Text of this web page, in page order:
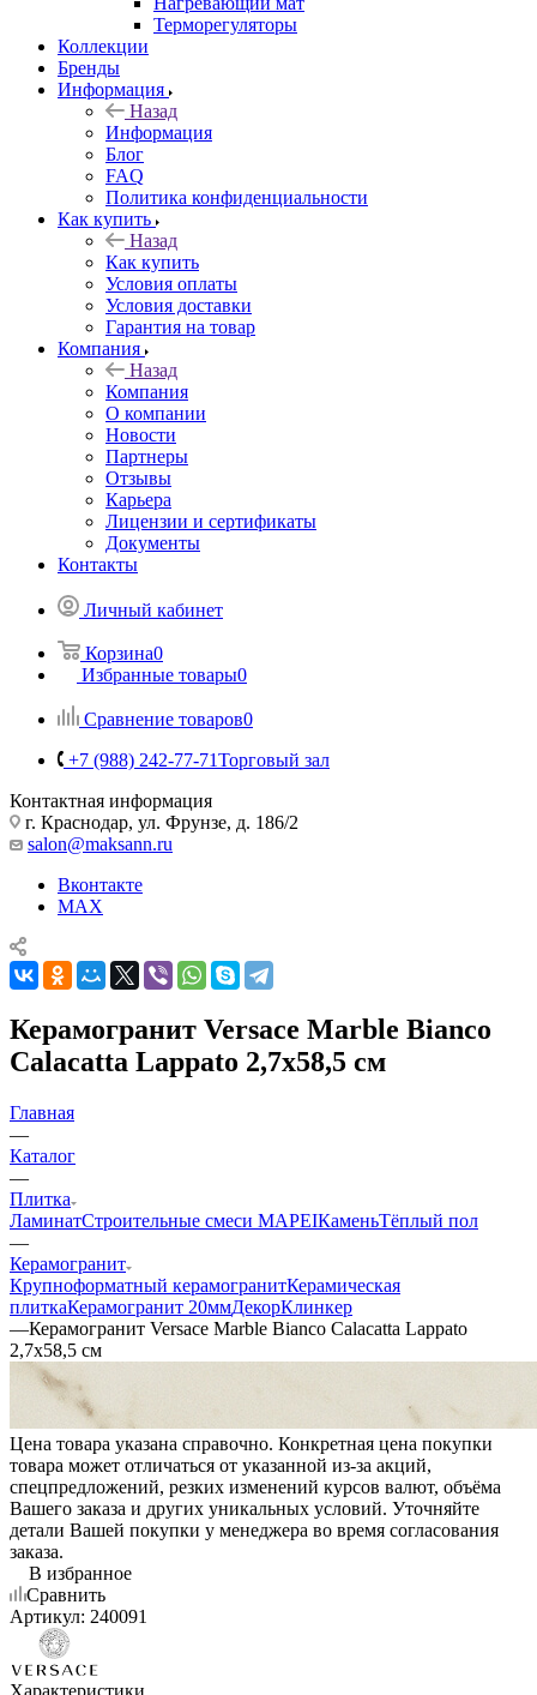
Терморегуляторы
Коллекции
Бренды
Информация
Назад
Информация
Блог
FAQ
Политика конфиденциальности
Как купить
Назад
Как купить
Условия оплаты
Условия доставки
Гарантия на товар
Компания
Назад
Компания
О компании
Новости
Партнеры
Отзывы
Карьера
Лицензии и сертификаты
Документы
Контакты
Личный кабинет
Корзина0
Избранные товары0
Сравнение товаров0
+7 (988) 242-77-71Торговый зал
Контактная информация
г. Краснодар, ул. Фрунзе, д. 186/2
salon@maksann.ru
Вконтакте
MAX
Керамогранит Versace Marble Bianco
Calacatta Lappato 2,7x58,5 см
Главная
—
Каталог
—
Плитка
ЛаминатСтроительные смеси MAPEIКаменьТёплый пол
—
Керамогранит
Крупноформатный керамогранитКерамическая
плиткаКерамогранит 20ммДекорКлинкер
—Керамогранит Versace Marble Bianco Calacatta Lappato
2,7x58,5 см
Цена товара указана справочно. Конкретная цена покупки
товара может отличаться от указанной из-за акций,
спецпредложений, резких изменений курсов валют, объёма
Вашего заказа и других уникальных условий. Уточняйте
детали Вашей покупки у менеджера во время согласования
заказа.
В избранное
Сравнить
Артикул: 240091
Характеристики